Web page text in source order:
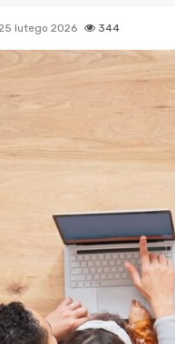
lutego 2026 344